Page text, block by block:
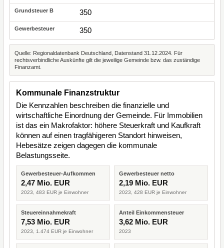
350
350
Quelle: Regionaldatenbank Deutschland, Datenstand 31.12.2024. Für
rechtsverbindliche Auskünfte gilt die jeweilige Gemeinde bzw. das zuständige
Finanzamt.
Kommunale Finanzstruktur
Die Kennzahlen beschreiben die finanzielle und
wirtschaftliche Einordnung der Gemeinde. Für Immobilien
ist das ein Makrofaktor: höhere Steuerkraft und Kaufkraft
können auf einen tragfähigeren Standort hinweisen,
Hebesätze zeigen dagegen die kommunale
Belastungsseite.
Gewerbesteuer-Aufkommen
2,47 Mio. EUR
2023, 483 EUR je Einwohner
Gewerbesteuer netto
2,19 Mio. EUR
2023, 428 EUR je Einwohner
Steuereinnahmekraft
7,53 Mio. EUR
2023, 1.474 EUR je Einwohner
Anteil Einkommensteuer
3,62 Mio. EUR
2023